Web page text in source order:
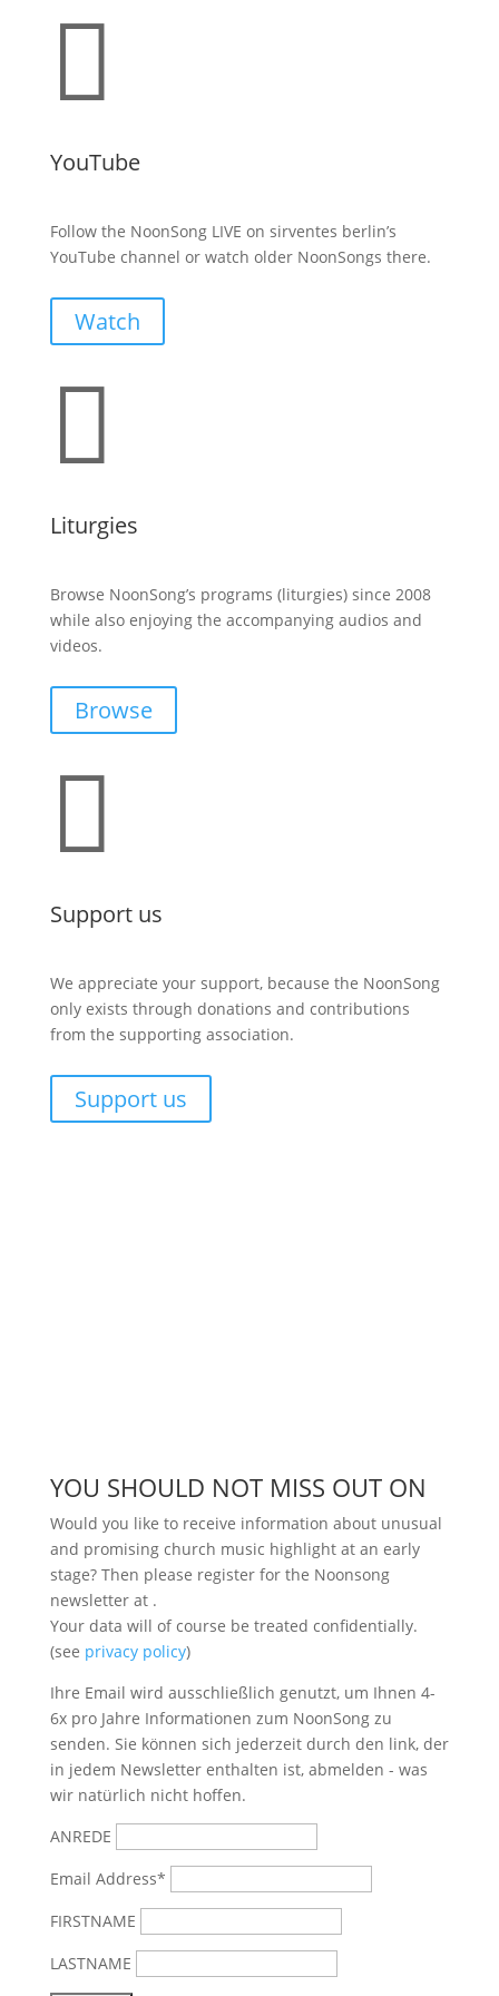

YouTube
Follow the NoonSong LIVE on sirventes berlin’s
YouTube channel or watch older NoonSongs there.
Watch

Liturgies
Browse NoonSong’s programs (liturgies) since 2008
while also enjoying the accompanying audios and
videos.
Browse

Support us
We appreciate your support, because the NoonSong
only exists through donations and contributions
from the supporting association.
Support us
YOU SHOULD NOT MISS OUT ON
Would you like to receive information about unusual
and promising church music highlight at an early
stage? Then please register for the Noonsong
newsletter at .
Your data will of course be treated confidentially.
(see privacy policy)
Ihre Email wird ausschließlich genutzt, um Ihnen 4-
6x pro Jahre Informationen zum NoonSong zu
senden. Sie können sich jederzeit durch den link, der
in jedem Newsletter enthalten ist, abmelden - was
wir natürlich nicht hoffen.
ANREDE
Email Address*
FIRSTNAME
LASTNAME